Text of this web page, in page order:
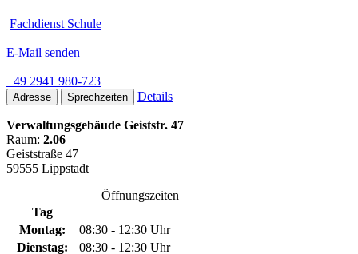
Fachdienst Schule
E-Mail senden
+49 2941 980-723
Adresse Sprechzeiten Details
Verwaltungsgebäude Geiststr. 47
Raum: 2.06
Geiststraße 47
59555 Lippstadt
Öffnungszeiten
Tag
Montag:
08:30 - 12:30 Uhr
Dienstag:
08:30 - 12:30 Uhr